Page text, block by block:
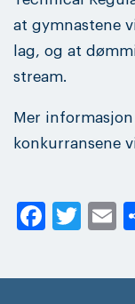
at gymnastene
lag, og at
stream.
Mer
konkurransene